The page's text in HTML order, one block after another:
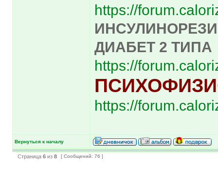
https://
ДИАБЕТ 2 ТИПА
https://
https://
Вернуться к началу
Страница 6 из 8 [ Сообщений: 76 ]